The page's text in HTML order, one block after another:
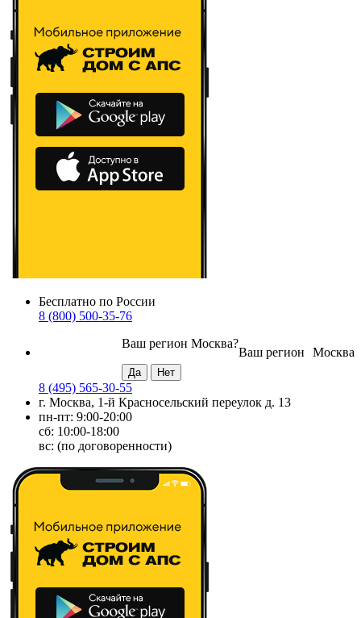
Бесплатно по России
8 (800) 500-35-76
Москва
Ваш регион
Ваш регион Москва?
8 (495) 565-30-55
г. Москва, 1-й Красносельский переулок д. 13
пн-пт: 9:00-20:00
сб: 10:00-18:00
вс: (по договоренности)